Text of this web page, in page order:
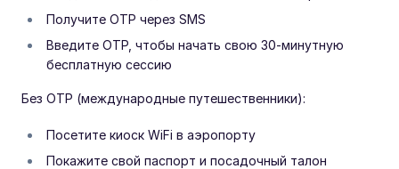
Получите OTP через SMS
Введите OTP, чтобы начать свою 30-минутную
бесплатную сессию
Без OTP (международные путешественники):
Посетите киоск WiFi в аэропорту
Покажите свой паспорт и посадочный талон